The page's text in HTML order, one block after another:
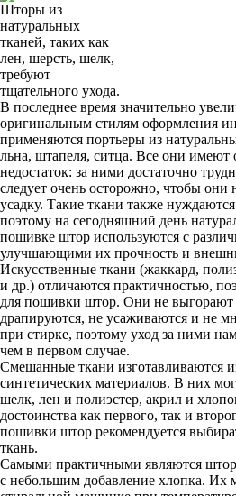
Шторы из
натуральных
тканей, таких как
лен, шерсть, шелк,
требуют
тщательного ухода.
В последнее время значительно
оригинальным стилям оформления
применяются портьеры из
льна, штапеля, ситца. Все они
недостаток: за ними достаточно
следует очень осторожно, чтобы они
усадку. Такие ткани также
поэтому на сегодняшний день
пошивке штор используются с
улучшающими их прочность и
Искусственные ткани (жаккард,
и др.) отличаются практичностью,
для пошивки штор. Они не выгорают
драпируются, не усаживаются и не
при стирке, поэтому уход за ними
чем в первом случае.
Смешанные ткани изготавливаются
синтетических материалов. В них
шелк, лен и полиэстер, акрил и
достоинства как первого, так и
пошивки штор рекомендуется
ткань.
Самыми практичными являются
с небольшим добавление хлопка. Их